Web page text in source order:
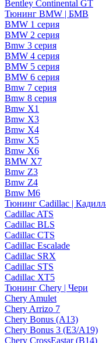
Bentley Continental GT
Тюнинг BMW | БМВ
BMW 1 серия
BMW 2 серия
Bmw 3 серия
BMW 4 серия
BMW 5 серия
BMW 6 серия
Bmw 7 серия
Bmw 8 серия
Bmw X1
Bmw X3
Bmw X4
Bmw X5
Bmw X6
BMW X7
Bmw Z3
Bmw Z4
Bmw М6
Тюнинг Cadillac |
Cadillac ATS
Cadillac BLS
Cadillac CTS
Cadillac Escalade
Cadillac SRX
Cadillac STS
Cadillac XT5
Тюнинг Chery | Чери
Chery Amulet
Chery Arrizo 7
Chery Bonus (A13)
Chery Bonus 3 (E3/A19)
Chery CrossEastar (B14)